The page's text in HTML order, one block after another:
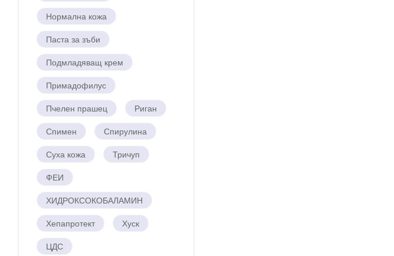
Нормална кожа
Паста за зъби
Подмладяващ крем
Примадофилус
Пчелен прашец
Риган
Спимен
Спирулина
Суха кожа
Тричуп
ФЕИ
ХИДРОКСОКОБАЛАМИН
Хепапротект
Хуск
ЦДС